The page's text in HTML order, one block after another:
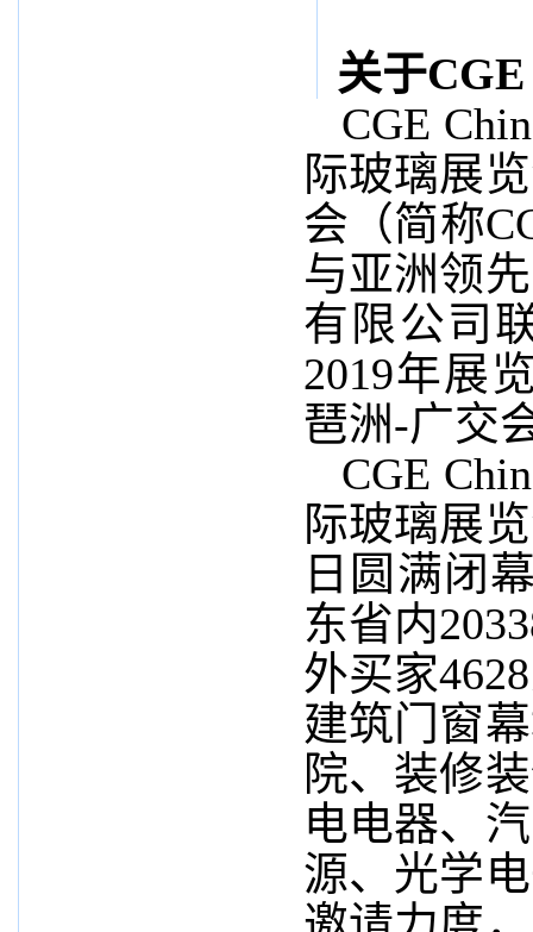
关于CGE
CGE
际玻璃展
会（简称
与亚洲领
有限公司
2019年展
琶洲-广交
CGE
际玻璃展
日圆满闭
东省内
外买家
建筑门窗
院、装修
电电器、
源、光学